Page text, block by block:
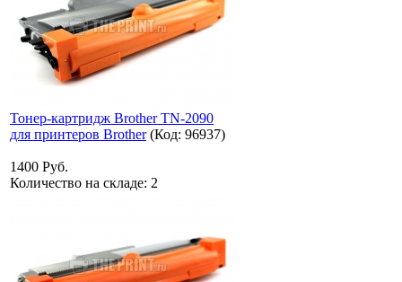
Тонер-картридж Brother TN-2090
для принтеров Brother (Код: 96937)
1400 Руб.
Количество на складе: 2